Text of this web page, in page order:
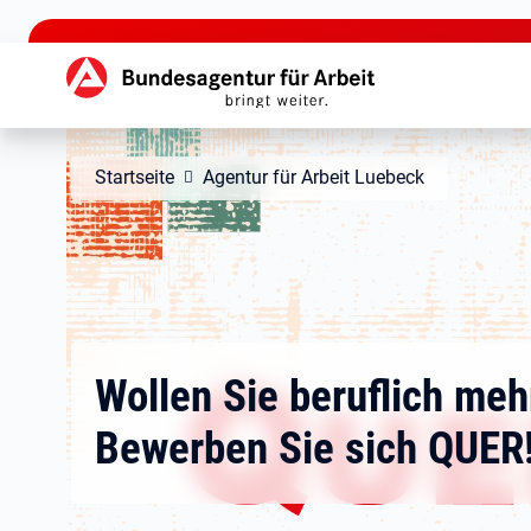
zu den Hauptinhalten springen
Hauptnavigation
Startseite Agentur für Arbeit Luebeck
Wollen Sie beruflich
Bewerben Sie sich